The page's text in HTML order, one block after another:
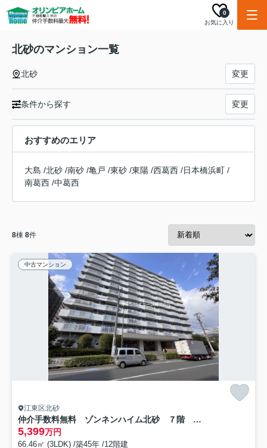
お気に入り
0
北砂のマンション一覧
北砂 変更
条件から探す 変更
おすすめのエリア
大島 /北砂 /南砂 /亀戸 /東砂 /東陽 /西葛西 /日本橋浜町 /
南葛西 /中葛西
8棟 8件
中古マンション
江東区北砂
仲介手数料無料 ゾンネンハイム北砂 ７階 新規リノベーション
5,399万円
66.46㎡ (3LDK) /築45年 /12階建